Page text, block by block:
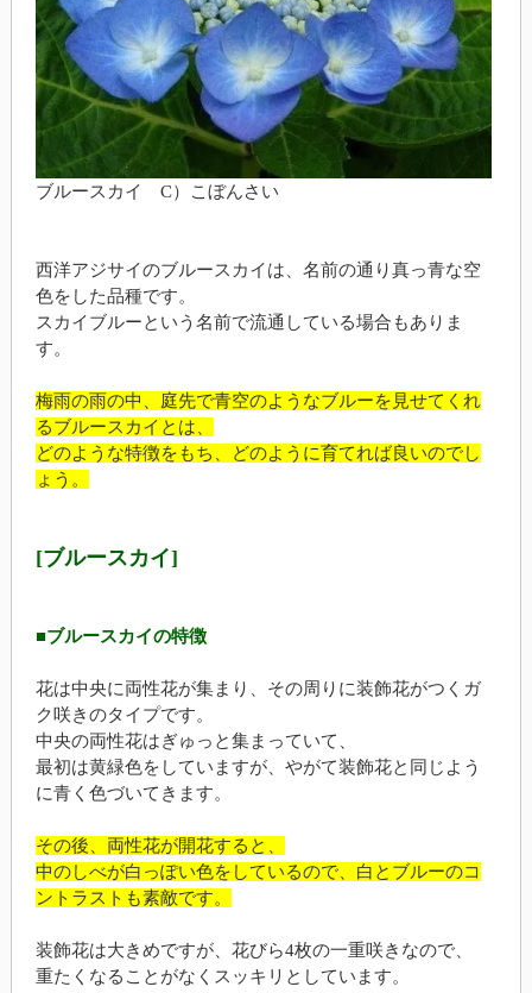
ブルースカイ C）こぼんさい
西洋アジサイのブルースカイは、名前の通り真っ青な空
色をした品種です。
スカイブルーという名前で流通している場合もありま
す。
梅雨の雨の中、庭先で青空のようなブルーを見せてくれ
るブルースカイとは、
どのような特徴をもち、どのように育てれば良いのでし
ょう。
[ブルースカイ]
■ブルースカイの特徴
花は中央に両性花が集まり、その周りに装飾花がつくガ
ク咲きのタイプです。
中央の両性花はぎゅっと集まっていて、
最初は黄緑色をしていますが、やがて装飾花と同じよう
に青く色づいてきます。
その後、両性花が開花すると、
中のしべが白っぽい色をしているので、白とブルーのコ
ントラストも素敵です。
装飾花は大きめですが、花びら4枚の一重咲きなので、
重たくなることがなくスッキリとしています。